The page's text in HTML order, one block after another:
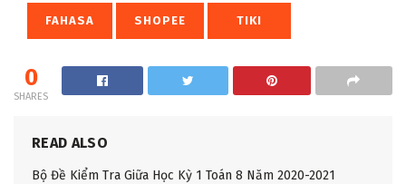
FAHASA SHOPEE TIKI
0
SHARES
READ ALSO
Bộ Đề Kiểm Tra Giữa Học Kỳ 1 Toán 8 Năm 2020-2021